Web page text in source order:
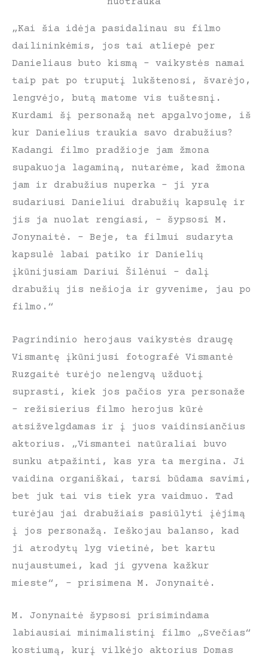
„Kai šia idėja pasidalinau su filmo
dailininkėmis, jos tai atliepė per
Danieliaus buto kismą – vaikystės namai
taip pat po truputį lukštenosi, švarėjo,
lengvėjo, butą matome vis tuštesnį.
Kurdami šį personažą net apgalvojome, iš
kur Danielius traukia savo drabužius?
Kadangi filmo pradžioje jam žmona
supakuoja lagaminą, nutarėme, kad žmona
jam ir drabužius nuperka – ji yra
sudariusi Danieliui drabužių kapsulę ir
jis ja nuolat rengiasi, – šypsosi M.
Jonynaitė. – Beje, ta filmui sudaryta
kapsulė labai patiko ir Danielių
įkūnijusiam Dariui Šilėnui – dalį
drabužių jis nešioja ir gyvenime, jau po
filmo.“
Pagrindinio herojaus vaikystės draugę
Vismantę įkūnijusi fotografė Vismantė
Ruzgaitė turėjo nelengvą užduotį
suprasti, kiek jos pačios yra personaže
– režisierius filmo herojus kūrė
atsižvelgdamas ir į juos vaidinsiančius
aktorius. „Vismantei natūraliai buvo
sunku atpažinti, kas yra ta mergina. Ji
vaidina organiškai, tarsi būdama savimi,
bet juk tai vis tiek yra vaidmuo. Tad
turėjau jai drabužiais pasiūlyti įėjimą
į jos personažą. Ieškojau balanso, kad
ji atrodytų lyg vietinė, bet kartu
nujaustumei, kad ji gyvena kažkur
mieste“, – prisimena M. Jonynaitė.
M. Jonynaitė šypsosi prisimindama
labiausiai minimalistinį filmo „Svečias“
kostiumą, kurį vilkėjo aktorius Domas